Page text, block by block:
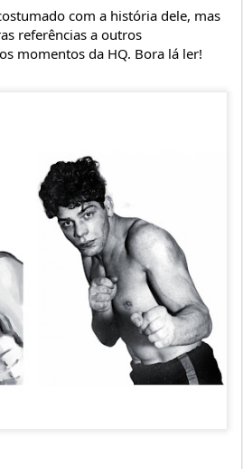
com a história dele, mas
referências a outros
momentos da HQ. Bora lá ler!